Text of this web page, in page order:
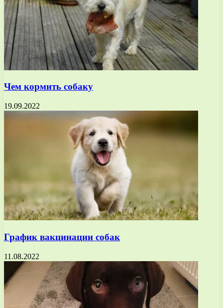
Чем кормить собаку
19.09.2022
График вакцинации собак
11.08.2022